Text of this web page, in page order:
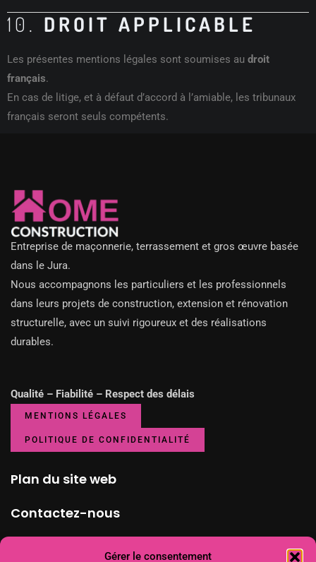
Gérer le consentement
10. DROIT APPLICABLE
Les présentes mentions légales sont soumises au droit
français.
En cas de litige, et à défaut d’accord à l’amiable, les tribunaux
français seront seuls compétents.
Entreprise de maçonnerie, terrassement et gros œuvre basée
dans le Jura.
Nous accompagnons les particuliers et les professionnels
dans leurs projets de construction, extension et rénovation
structurelle, avec un suivi rigoureux et des réalisations
durables.
Qualité – Fiabilité – Respect des délais
MENTIONS LÉGALES
POLITIQUE DE CONFIDENTIALITÉ
Plan du site web
Contactez-nous